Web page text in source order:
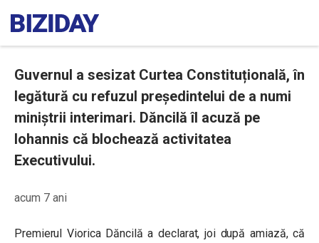
Guvernul a sesizat Curtea Constituțională, în
legătură cu refuzul președintelui de a numi
miniștrii interimari. Dăncilă îl acuză pe
Iohannis că blochează activitatea
Executivului.
acum 7 ani
Premierul Viorica Dăncilă a declarat, joi după amiază, că